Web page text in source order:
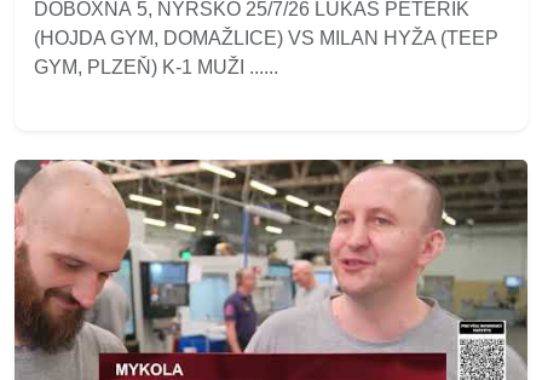
DOBOXNÁ 5, NÝRSKO 25/7/26 LUKÁŠ PETEŘÍK
(HOJDA GYM, DOMAŽLICE) VS MILAN HYŽA (TEEP
GYM, PLZEŇ) K-1 MUŽI ......